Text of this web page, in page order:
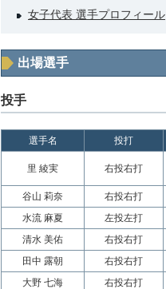
女子代表 選手プロフィール
出場選手
投手
選手名 投打
里 綾実 右投右打
谷山 莉奈
右投右打
水流 麻夏
左投左打
清水 美佑
右投右打
田中 露朝
右投右打
大野 七海
右投右打